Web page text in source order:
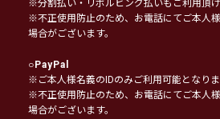
※分割払い・リボルビング払いもご利用頂け
※不正使用防止のため、お電話にてご本人
場合がございます。
○PayPal
※ご本人様名義のIDのみご利用可能となりま
※不正使用防止のため、お電話にてご本人
場合がございます。